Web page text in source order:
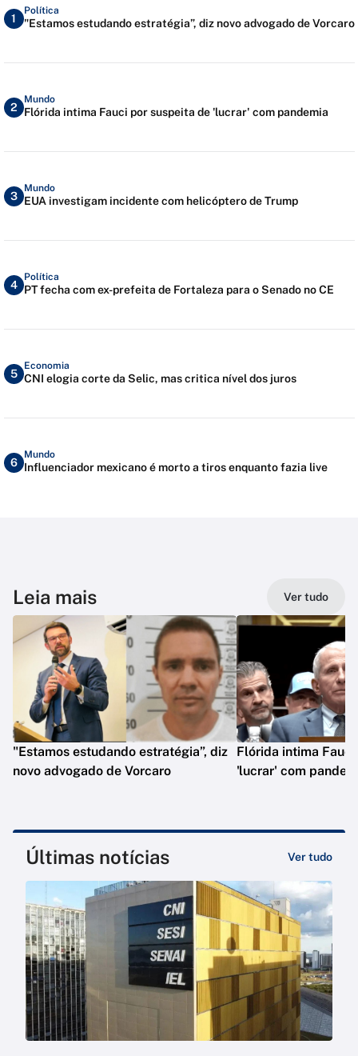
1
Política
"Estamos estudando estratégia”, diz novo advogado de Vorcaro
2
Mundo
Flórida intima Fauci por suspeita de 'lucrar' com pandemia
3
Mundo
EUA investigam incidente com helicóptero de Trump
4
Política
PT fecha com ex-prefeita de Fortaleza para o Senado no CE
5
Economia
CNI elogia corte da Selic, mas critica nível dos juros
6
Mundo
Influenciador mexicano é morto a tiros enquanto fazia live
Leia mais Ver tudo
"Estamos estudando estratégia”, diz
novo advogado de Vorcaro
Flórida intima
'lucrar' com
Últimas notícias Ver tudo